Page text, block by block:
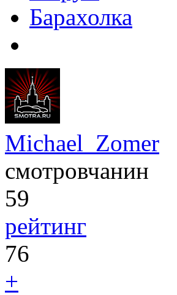
Барахолка
Michael_Zomer
смотровчанин
59
рейтинг
76
+